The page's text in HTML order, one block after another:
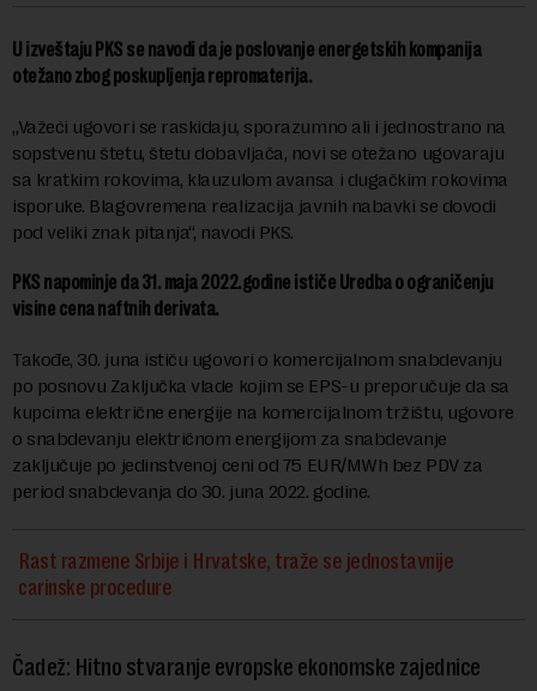
U izveštaju PKS se navodi da je poslovanje energetskih kompanija
otežano zbog poskupljenja repromaterija.
„Važeći ugovori se raskidaju, sporazumno ali i jednostrano na
sopstvenu štetu, štetu dobavlјača, novi se otežano ugovaraju
sa kratkim rokovima, klauzulom avansa i dugačkim rokovima
isporuke. Blagovremena realizacija javnih nabavki se dovodi
pod veliki znak pitanja“, navodi PKS.
PKS napominje da 31. maja 2022.godine ističe Uredba o ograničenju
visine cena naftnih derivata.
Takođe, 30. juna ističu ugovori o komercijalnom snabdevanju
po posnovu Zaključka vlade kojim se EPS-u preporučuje da sa
kupcima električne energije na komercijalnom tržištu, ugovore
o snabdevanju električnom energijom za snabdevanje
zaklјučuje po jedinstvenoj ceni od 75 EUR/MWh bez PDV za
period snabdevanja do 30. juna 2022. godine.
Rast razmene Srbije i Hrvatske, traže se jednostavnije
carinske procedure
Čadež: Hitno stvaranje evropske ekonomske zajednice